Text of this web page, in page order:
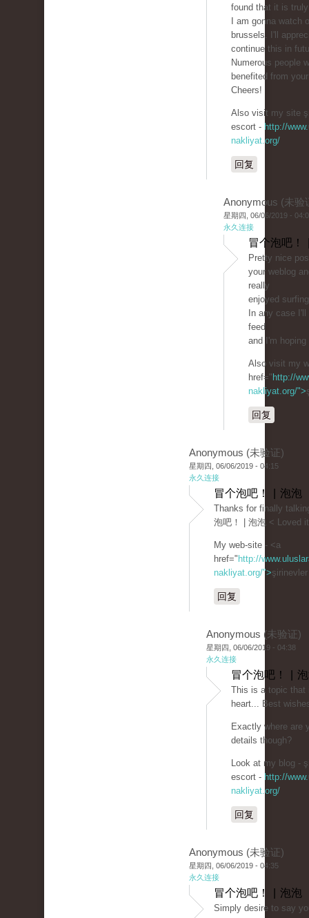
found that it is
I am gonna watch
brussels. I'll
continue this in
Numerous people
benefited from
Cheers!
Also visit my site
escort - http://
nakliyat.org/
回复
Anonymous (未验
星期四, 06/06/2019 -
永久连接
冒个泡吧！
Pretty nice
your weblog
really
enjoyed
In any case
feed
and I'm
Also visit my
href=" http://
nakliyat.org/">
回复
Anonymous (未验证)
星期四, 06/06/2019 - 04:15
永久连接
冒个泡吧！ | 泡泡
Thanks for finally
泡吧！ | 泡泡 < Loved
My web-site - <a
href=" http://
nakliyat.org/">
回复
Anonymous (未验证)
星期四, 06/06/2019 - 04:38
永久连接
冒个泡吧！ |
This is a topic that
heart... Best
Exactly where are
details though?
Look at my blog -
escort - http://
nakliyat.org/
回复
Anonymous (未验证)
星期四, 06/06/2019 - 04:35
永久连接
冒个泡吧！ | 泡泡
Simply desire to say